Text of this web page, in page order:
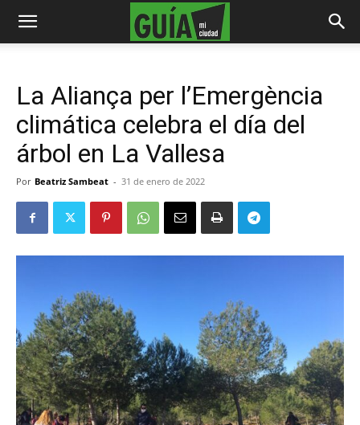
La Aliança per l’Emergència
climática celebra el día del
árbol en La Vallesa
Por Beatriz Sambeat - 31 de enero de 2022